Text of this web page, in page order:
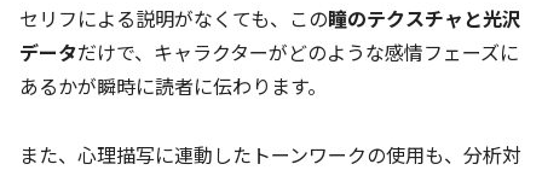
セリフによる説明がなくても、この瞳のテクスチャと光沢
データだけで、キャラクターがどのような感情フェーズに
あるかが瞬時に読者に伝わります。
また、心理描写に連動したトーンワークの使用も、分析対